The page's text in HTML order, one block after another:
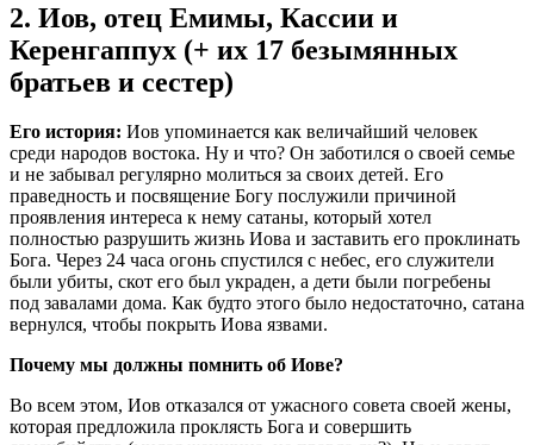
2. Иов, отец Емимы, Кассии и
Керенгаппух (+ их 17 безымянных
братьев и сестер)
Его история: Иов упоминается как величайший человек
среди народов востока. Ну и что? Он заботился о своей семье
и не забывал регулярно молиться за своих детей. Его
праведность и посвящение Богу послужили причиной
проявления интереса к нему сатаны, который хотел
полностью разрушить жизнь Иова и заставить его проклинать
Бога. Через 24 часа огонь спустился с небес, его служители
были убиты, скот его был украден, а дети были погребены
под завалами дома. Как будто этого было недостаточно, сатана
вернулся, чтобы покрыть Иова язвами.
Почему мы должны помнить об Иове?
Во всем этом, Иов отказался от ужасного совета своей жены,
которая предложила проклясть Бога и совершить